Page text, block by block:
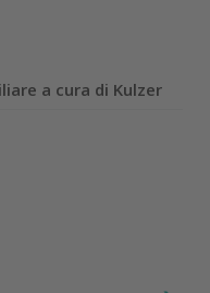
a cura di Kulzer